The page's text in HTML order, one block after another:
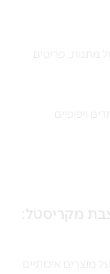
מתנות, פריטים
ויפיפיים
מקריסטל:
מוצרים איכותיים